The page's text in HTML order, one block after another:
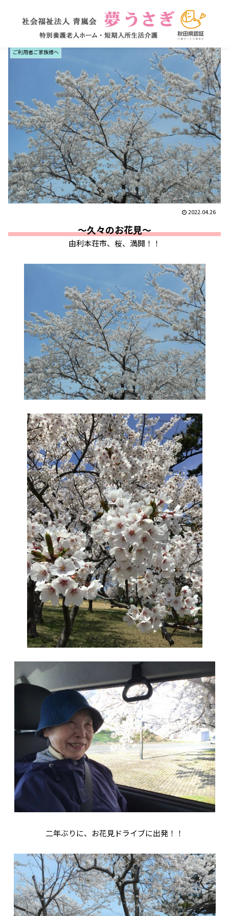
ご利用者ご家族様へ
2022.04.26
～久々のお花見～
由利本荘市、桜、満開！！
二年ぶりに、お花見ドライブに出発！！